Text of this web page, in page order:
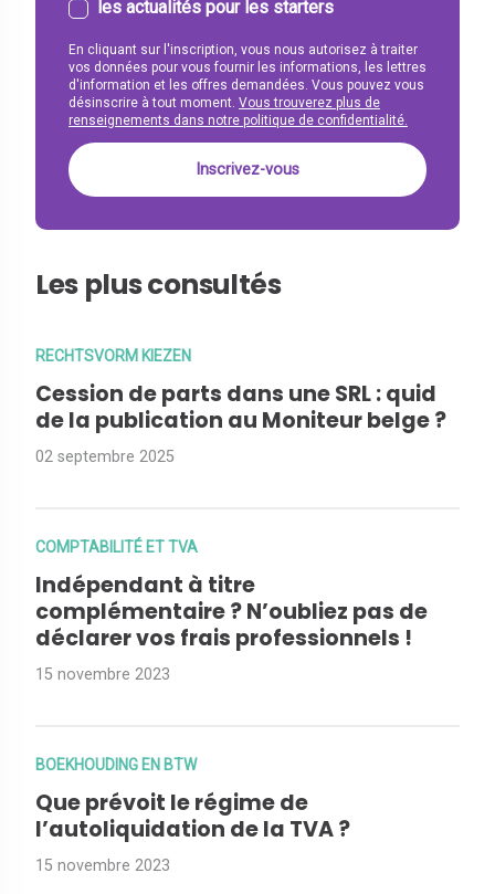
les actualités pour les starters
En cliquant sur l'inscription, vous nous autorisez à traiter
vos données pour vous fournir les informations, les lettres
d'information et les offres demandées. Vous pouvez vous
désinscrire à tout moment. Vous trouverez plus de
renseignements dans notre politique de confidentialité.
Les plus consultés
RECHTSVORM KIEZEN
Cession de parts dans une SRL : quid
de la publication au Moniteur belge ?
02 septembre 2025
COMPTABILITÉ ET TVA
Indépendant à titre
complémentaire ? N’oubliez pas de
déclarer vos frais professionnels !
15 novembre 2023
BOEKHOUDING EN BTW
Que prévoit le régime de
l’autoliquidation de la TVA ?
15 novembre 2023